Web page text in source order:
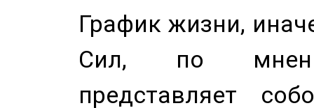
График жизни,
Сил, по
представляет